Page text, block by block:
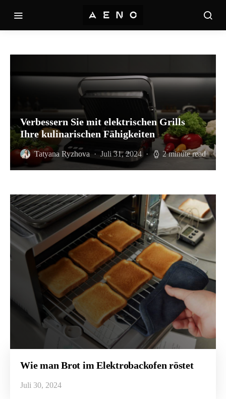
Verbessern Sie mit elektrischen Grills
Ihre kulinarischen Fähigkeiten
Tatyana Ryzhova Juli 31, 2024 2 minute read
Wie man Brot im Elektrobackofen röstet
Juli 30, 2024